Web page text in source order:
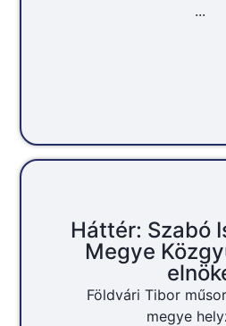
...
Háttér: Szabó
Megye
Földvári Tibor
megye